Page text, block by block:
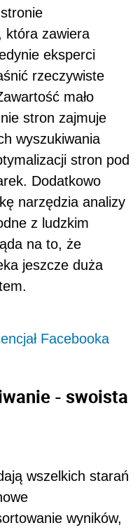
która zawiera
eksperci
rzeczywiste
mało
stron zajmuje
wyszukiwania
stron pod
Dodatkowo
narzędzia analizy
z ludzkim
na to, że
jeszcze duża
Facebooka
- swoista
wszelkich starań
wyników,